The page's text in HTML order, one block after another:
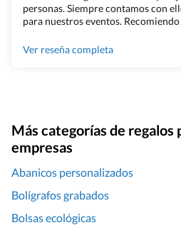
personas. Siempre contamos con
para nuestros eventos. Recomiendo
Ver reseña completa
Más categorías de
empresas
Abanicos personalizados
Bolígrafos grabados
Bolsas ecológicas